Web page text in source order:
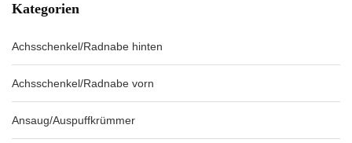
Kategorien
Achsschenkel/Radnabe hinten
Achsschenkel/Radnabe vorn
Ansaug/Auspuffkrümmer